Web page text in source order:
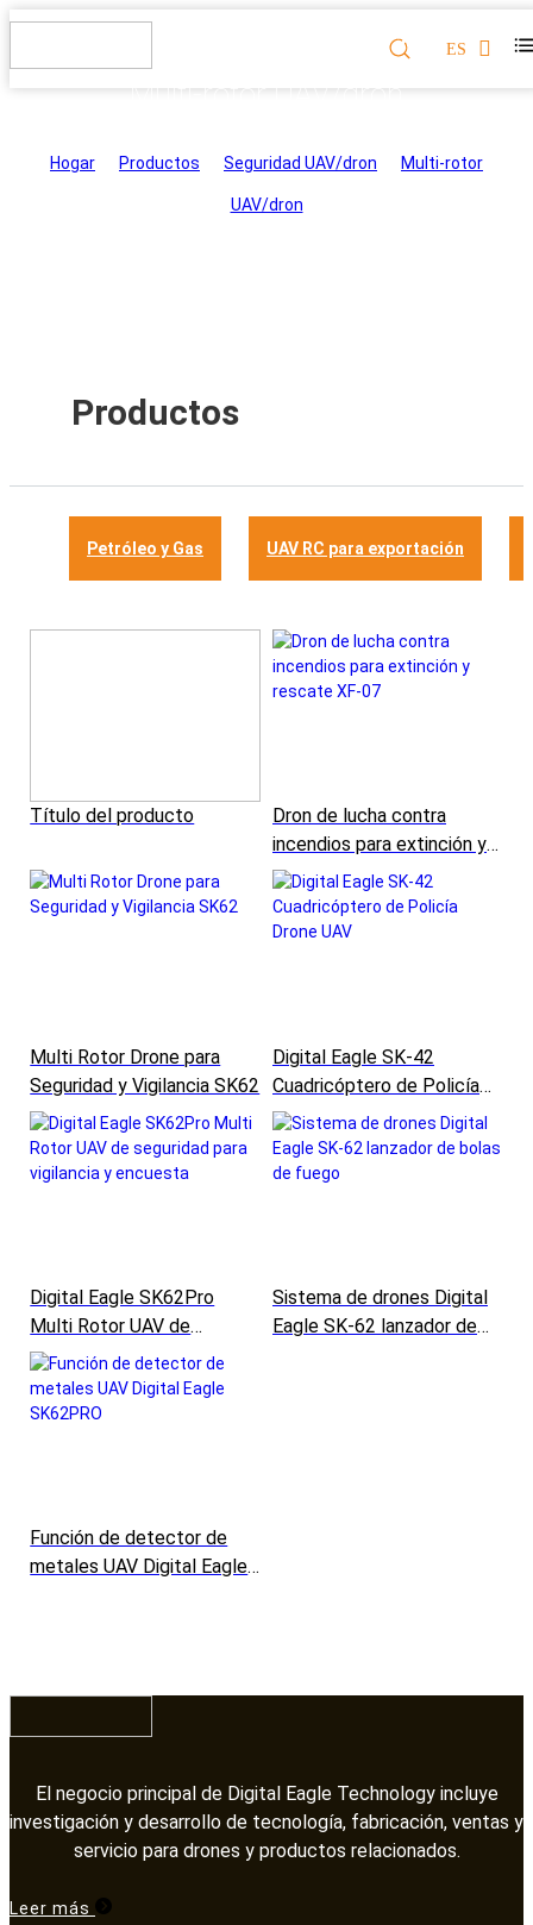
ES
Hogar Productos Seguridad UAV/dron Multi-rotor
UAV/dron
Productos
Petróleo y Gas UAV RC para exportación
Título del producto
Dron de lucha contra
incendios para extinción y
rescate XF-07
Multi Rotor Drone para
Seguridad y Vigilancia SK62
Digital Eagle SK-42
Cuadricóptero de Policía
Drone UAV
Digital Eagle SK62Pro
Multi Rotor UAV de
seguridad para vigilancia y
encuesta
Sistema de drones Digital
Eagle SK-62 lanzador de
Función de detector de
metales UAV Digital Eagle
El negocio principal de Digital Eagle Technology incluye
investigación y desarrollo de tecnología, fabricación, ventas y
servicio para drones y productos relacionados.​​​​​​​
Leer más